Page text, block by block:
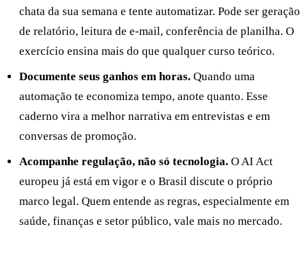
chata da sua semana e tente automatizar. Pode ser geração
de relatório, leitura de e-mail, conferência de planilha. O
exercício ensina mais do que qualquer curso teórico.
Documente seus ganhos em horas. Quando uma
automação te economiza tempo, anote quanto. Esse
caderno vira a melhor narrativa em entrevistas e em
conversas de promoção.
Acompanhe regulação, não só tecnologia. O AI Act
europeu já está em vigor e o Brasil discute o próprio
marco legal. Quem entende as regras, especialmente em
saúde, finanças e setor público, vale mais no mercado.